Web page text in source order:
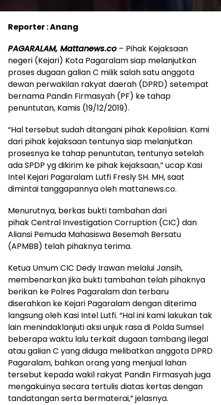
Reporter : Anang
PAGARALAM, Mattanews.co – Pihak Kejaksaan
negeri (Kejari) Kota Pagaralam siap melanjutkan
proses dugaan galian C milik salah satu anggota
dewan perwakilan rakyat daerah (DPRD) setempat
bernama Pandin Firmasyah (PF) ke tahap
penuntutan, Kamis (19/12/2019).
“Hal tersebut sudah ditangani pihak Kepolisian. Kami
dari pihak kejaksaan tentunya siap melanjutkan
prosesnya ke tahap penuntutan, tentunya setelah
ada SPDP yg dikirim ke pihak kejaksaan,” ucap Kasi
Intel Kejari Pagaralam Lutfi Fresly SH. MH, saat
dimintai tanggapannya oleh mattanews.co.
Menurutnya, berkas bukti tambahan dari
pihak Central Investigation Corruption (CIC) dan
Aliansi Pemuda Mahasiswa Besemah Bersatu
(APMBB) telah pihaknya terima.
Ketua Umum CIC Dedy Irawan melalui Jansih,
membenarkan jika bukti tambahan telah pihaknya
berikan ke Polres Pagaralam dan terbaru
diserahkan ke Kejari Pagaralam dengan diterima
langsung oleh Kasi Intel Lutfi. “Hal ini kami lakukan tak
lain menindaklanjuti aksi unjuk rasa di Polda Sumsel
beberapa waktu lalu terkait dugaan tambang ilegal
atau galian C yang diduga melibatkan anggota DPRD
Pagaralam, bahkan orang yang menjual lahan
tersebut kepada wakil rakyat Pandin Firmasyah juga
mengakuinya secara tertulis diatas kertas dengan
tandatangan serta bermaterai,” jelasnya.